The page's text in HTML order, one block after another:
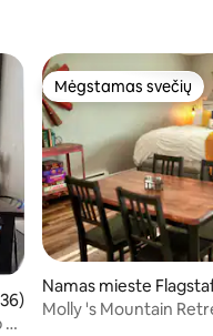
įvertinimas: 5 iš 5,
Mėgstamas svečių
Mėgstamas svečių
Namas mieste
Molly 's Mountain